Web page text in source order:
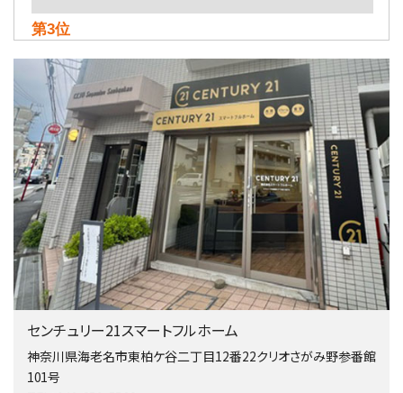
第3位
4ＬＤＫ
相模大野駅
バ9分・歩4分
２０１５年６月築、積水ハウス施工住宅です。 南東…
第4位
4,080万円
4ＬＤＫ
淵野辺駅
歩17分
南側道路に面しており日当たり良好。 キッチンから…
第5位
3,680万円
バ19分・ 歩8分
開放感があり日当たり良好な南西・北西角地区画。 …
センチュリー21スマートフルホーム
神奈川県海老名市東柏ケ谷二丁目12番22クリオさがみ野参番館
101号